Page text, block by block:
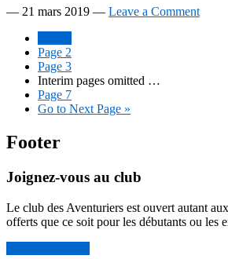
— 21 mars 2019 — Leave a Comment
Page 2
Page 3
Interim pages omitted …
Page 7
Go to Next Page »
Footer
Joignez-vous au club
Le club des Aventuriers est ouvert autant
offerts que ce soit pour les débutants ou les